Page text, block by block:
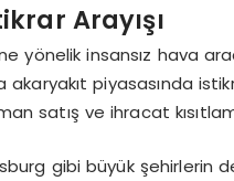
Arayışı
yönelik insansız hava
piyasasında
satış ve ihracat
gibi büyük şehirlerin